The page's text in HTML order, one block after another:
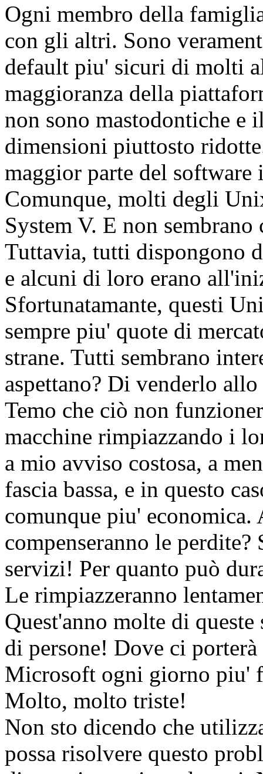
Ogni membro della
con gli altri. Sono
default piu' sicuri di molti
maggioranza della
non sono mastodontiche e
dimensioni piuttosto
maggior parte del
Comunque, molti degli
System V. E non
Tuttavia, tutti dispongono
e alcuni di loro erano
Sfortunatamante, questi
sempre piu' quote di
strane. Tutti sembrano
aspettano? Di venderlo
Temo che ciò non
macchine rimpiazzando i
a mio avviso costosa, a
fascia bassa, e in questo
comunque piu'
compenseranno le
servizi! Per quanto può
Le rimpiazzeranno
Quest'anno molte di
di persone! Dove ci
Microsoft ogni giorno piu'
Molto, molto triste!
Non sto dicendo che
possa risolvere questo